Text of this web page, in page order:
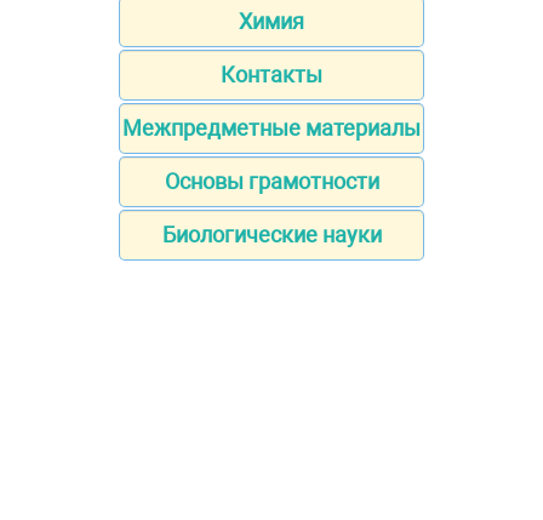
Химия
Контакты
Межпредметные материалы
Основы грамотности
Биологические науки